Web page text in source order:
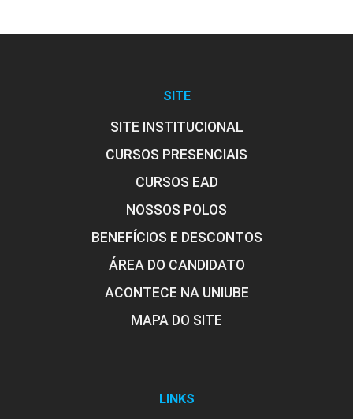
SITE
SITE INSTITUCIONAL
CURSOS PRESENCIAIS
CURSOS EAD
NOSSOS POLOS
BENEFÍCIOS E DESCONTOS
ÁREA DO CANDIDATO
ACONTECE NA UNIUBE
MAPA DO SITE
LINKS